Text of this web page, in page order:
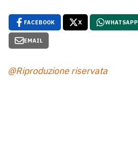
FACEBOOK X WHATSAPP
EMAIL
@Riproduzione riservata